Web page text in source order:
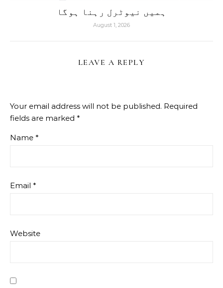
ہمیں نیوٹرل رہنا ہوگا
August 1, 2026
LEAVE A REPLY
Your email address will not be published. Required
fields are marked *
Name *
Email *
Website